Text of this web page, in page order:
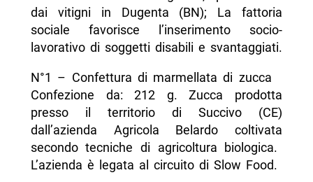
dai vitigni in Dugenta (BN); La fattoria
sociale favorisce l’inserimento socio-
lavorativo di soggetti disabili e svantaggiati.
N°1 – Confettura di marmellata di zucca
Confezione da: 212 g. Zucca prodotta
presso il territorio di Succivo (CE)
dall’azienda Agricola Belardo coltivata
secondo tecniche di agricoltura biologica.
L’azienda è legata al circuito di Slow Food.